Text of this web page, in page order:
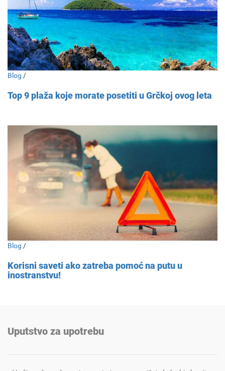
Blog /
Top 9 plaža koje morate posetiti u Grčkoj ovog leta
Blog /
Korisni saveti ako zatreba pomoć na putu u
inostranstvu!
Uputstvo za upotrebu